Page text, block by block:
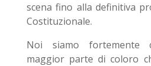
scena fino alla definitiva
Costituzionale.
Noi siamo fortemente
maggior parte di coloro